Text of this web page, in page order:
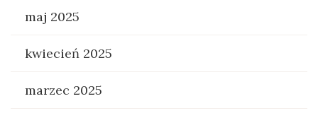
maj 2025
kwiecień 2025
marzec 2025